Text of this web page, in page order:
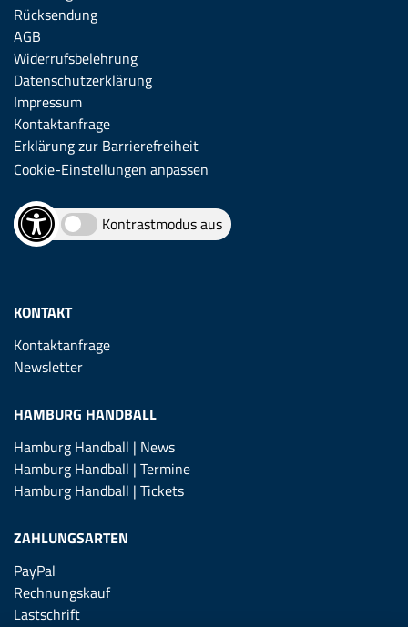
Rücksendung
AGB
Widerrufsbelehrung
Datenschutzerklärung
Impressum
Kontaktanfrage
Erklärung zur Barrierefreiheit
Cookie-Einstellungen anpassen
Kontrastmodus aus
KONTAKT
Kontaktanfrage
Newsletter
HAMBURG HANDBALL
Hamburg Handball | News
Hamburg Handball | Termine
Hamburg Handball | Tickets
ZAHLUNGSARTEN
PayPal
Rechnungskauf
Lastschrift